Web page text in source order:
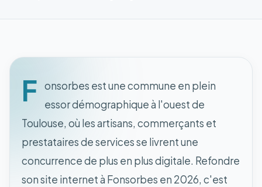
F onsorbes est une commune en plein
essor démographique à l'ouest de
Toulouse, où les artisans, commerçants et
prestataires de services se livrent une
concurrence de plus en plus digitale. Refondre
son site internet à Fonsorbes en 2026, c'est